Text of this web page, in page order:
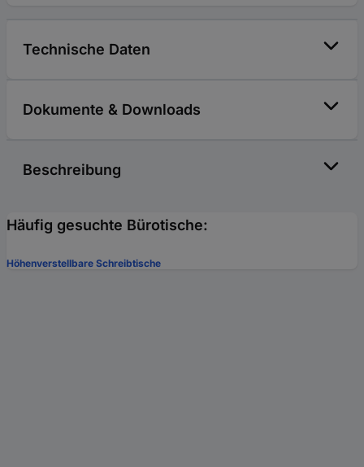
Technische Daten
Dokumente & Downloads
Beschreibung
Häufig gesuchte Bürotische:
Höhenverstellbare Schreibtische